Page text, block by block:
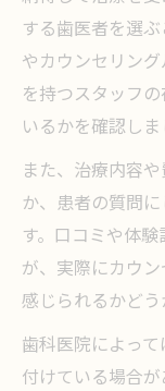
する歯医者を選
やカウンセリン
を持つスタッフ
いるかを確認しま
また、治療内容
か、患者の質問
す。口コミや体
が、実際にカウ
感じられるかどう
歯科医院によっ
付けている場合